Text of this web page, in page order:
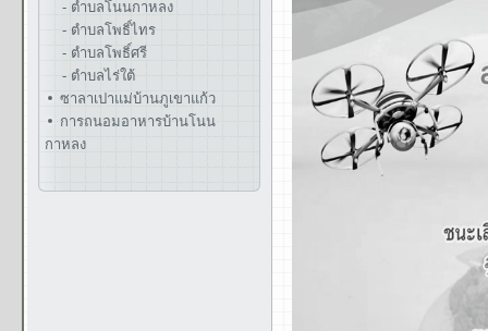
- ตำบลโนนกาหลง
- ตำบลโพธิ์ไทร
- ตำบลโพธิ์ศรี
- ตำบลไร่ใต้
ซาลาเปาแม่บ้านภูเขาแก้ว
การถนอมอาหารบ้านโนน
กาหลง